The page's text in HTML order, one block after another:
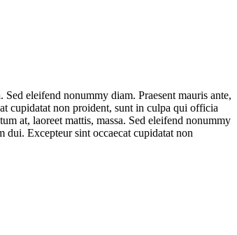
eleifend nonummy diam. Praesent mauris ante,
cupidatat non proident, sunt in culpa qui officia
at, laoreet mattis, massa. Sed eleifend nonummy
dui. Excepteur sint occaecat cupidatat non